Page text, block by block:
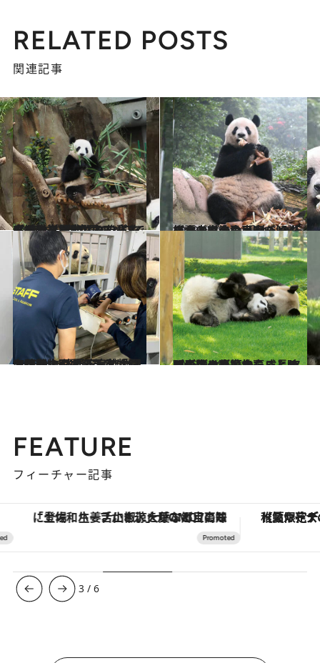
RELATED POSTS
関連記事
2023.12.28
【続きを読む】マレーシアから送り出されたパンダ3姉妹には中国のどこで会える？ 続々といなくなるパンダに悲しみの声も
旅＆お出かけ 2023.11.11
【パンダのシャンシャンに会う方法】 現地への行き方と料金の目安を解説 施設内での食事やパンダグッズは？
旅＆お出かけ
2023.9.28
上野動物園のパンダ「シンシン」 体調不良で公開お休み中…近況を 動物園に確認。再開の予定はいつ？
ライフスタイル 2023.9.18
パンダは妊娠から成長まで奇跡の連続赤ちゃん時の圧死や育児放棄…… 17頭が生まれ育ったことのすごさ
ライフスタイル
FEATURE
フィーチャー記事
「土佐和ハーブかき氷」がOMO7高知に登場！生姜、山椒、大葉など目にも舌にも涼を呼ぶ郷土の味 【夏限定ディナーコース】旬を
3 /6